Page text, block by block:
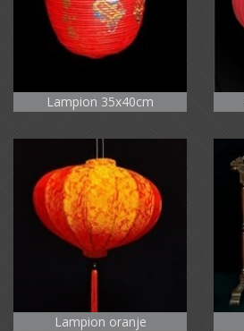
Lampion 35x40cm
Lampion oranje